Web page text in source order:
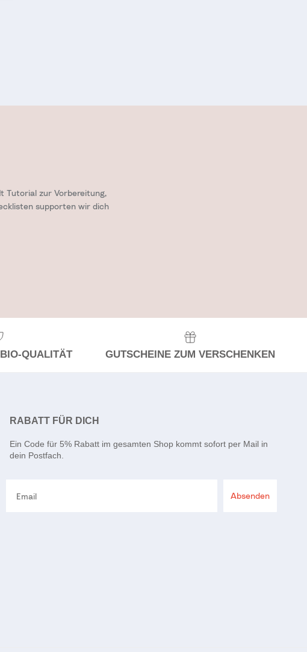
Tutorial zur Vorbereitung,
supporten wir dich
QUALITÄT GUTSCHEINE ZUM VERSCHENKEN
RABATT FÜR DICH
Ein Code für 5% Rabatt im gesamten Shop kommt sofort per Mail in
dein Postfach.
Absenden